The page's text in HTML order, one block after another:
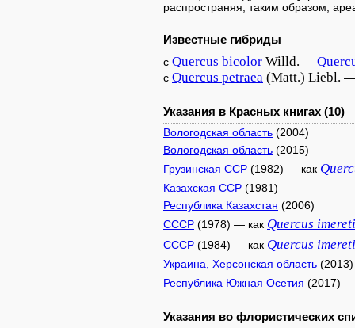
распространяя, таким образом,
Известные гибриды
с Quercus bicolor Willd. —
с Quercus petraea (Matt.) Liebl.
Указания в Красных книгах (10)
Вологодская область (2004)
Вологодская область (2015)
Грузинская ССР (1982) — как
Казахская ССР (1981)
Республика Казахстан (2006)
СССР (1978) — как Quercus
СССР (1984) — как Quercus
Украина, Херсонская область (2013)
Республика Южная Осетия (2017)
Указания во флористических